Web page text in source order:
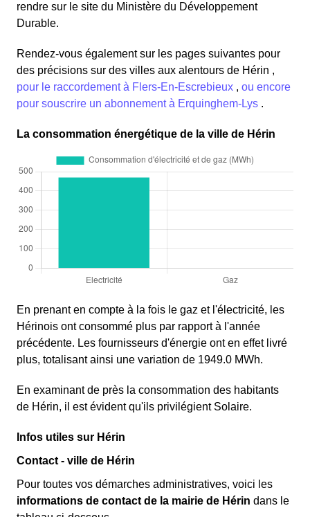
rendre sur le site du Ministère du Développement
Durable.
Rendez-vous également sur les pages suivantes pour
des précisions sur des villes aux alentours de Hérin ,
pour le raccordement à Flers-En-Escrebieux , ou encore
pour souscrire un abonnement à Erquinghem-Lys .
La consommation énergétique de la ville de Hérin
En prenant en compte à la fois le gaz et l'électricité, les
Hérinois ont consommé plus par rapport à l'année
précédente. Les fournisseurs d'énergie ont en effet livré
plus, totalisant ainsi une variation de 1949.0 MWh.
En examinant de près la consommation des habitants
de Hérin, il est évident qu'ils privilégient Solaire.
Infos utiles sur Hérin
Contact - ville de Hérin
Pour toutes vos démarches administratives, voici les
informations de contact de la mairie de Hérin dans le